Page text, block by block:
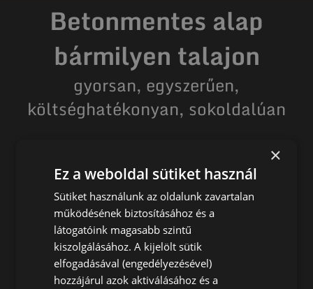
Betonmentes alap
bármilyen talajon
gyorsan, egyszerűen,
költséghatékonyan, sokoldalúan
Főoldal
Talajcsavar
×
Ez a weboldal sütiket használ
Sütiket használunk az oldalunk zavartalan
működésének biztosításához és a
látogatóink magasabb szintű
kiszolgálásához. A kijelölt sütik
elfogadásával (engedélyezésével)
hozzájárul azok aktiválásához és a